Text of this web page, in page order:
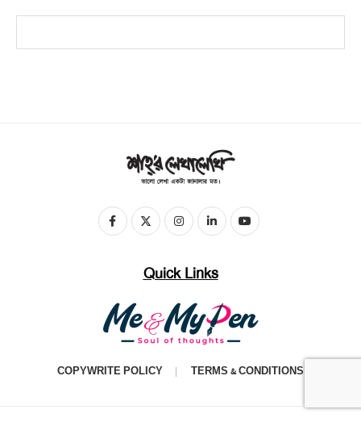
Quick Links
COPYWRITE POLICY TERMS & CONDITIONS